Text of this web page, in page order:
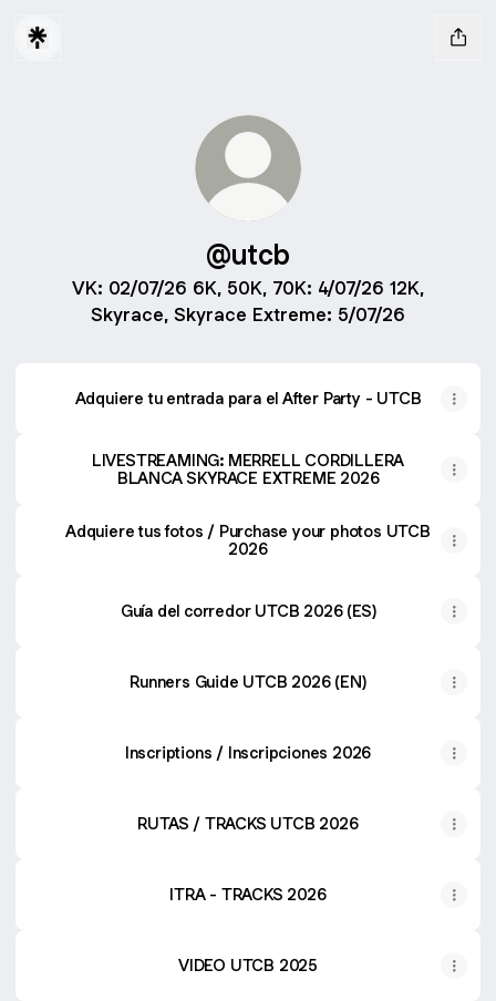
@utcb
VK: 02/07/26 6K, 50K, 70K: 4/07/26 12K,
Skyrace, Skyrace Extreme: 5/07/26
Adquiere tu entrada para el After Party - UTCB
LIVESTREAMING: MERRELL CORDILLERA
BLANCA SKYRACE EXTREME 2026
Adquiere tus fotos / Purchase your photos UTCB
2026
Guía del corredor UTCB 2026 (ES)
Runners Guide UTCB 2026 (EN)
Inscriptions / Inscripciones 2026
RUTAS / TRACKS UTCB 2026
ITRA - TRACKS 2026
VIDEO UTCB 2025